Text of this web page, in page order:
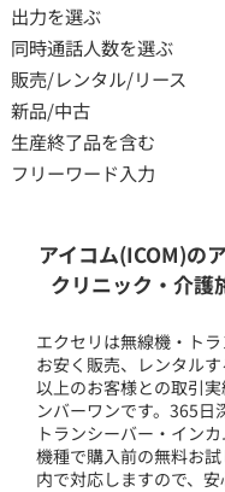
出力を選ぶ
同時通話人数を選ぶ
販売/レンタル/リース
新品/中古
生産終了品を含む
フリーワード入力
アイコム(ICOM)の
クリニック・介護
エクセリは無線機・ト
お安く販売、レンタル
以上のお客様との取引
ンバーワンです。365日
トランシーバー・イン
機種で購入前の無料お
内で対応しますので、安